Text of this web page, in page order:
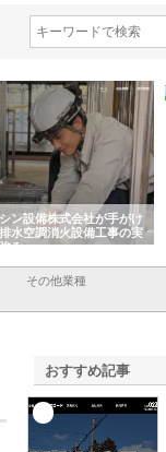
ン設備株式会社が手がけ
水空調消火設備工事の実
み
その他業種
おすすめ記事